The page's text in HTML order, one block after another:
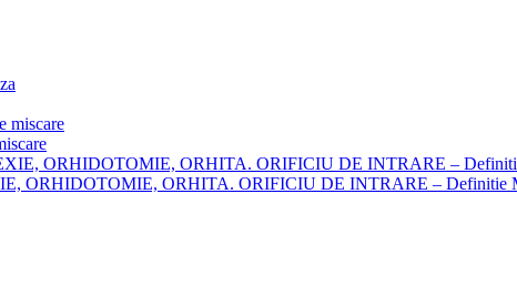
ORHIDOTOMIE, ORHITA. ORIFICIU DE INTRARE – Definitie